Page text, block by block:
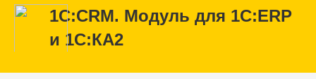
1С:CRM. Модуль для 1С:ERP
и 1С:КА2